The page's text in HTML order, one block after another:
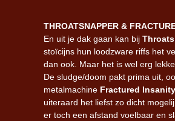
THROATSNAPPER &
En uit je dak gaan kan bij
stoïcijns hun loodzware riffs het
dan ook. Maar het is wel erg
De sludge/doom pakt prima uit,
metalmachine Fractured Insanity
uiteraard het liefst zo dicht
er toch een afstand voelbaar en